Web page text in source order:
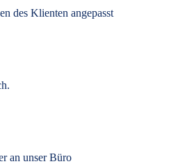
des Klienten angepasst
an unser Büro